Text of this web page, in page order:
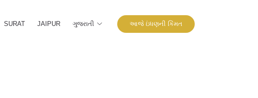
SURAT JAIPUR ગુજરાતી આજે ઇંધણની કિંમત